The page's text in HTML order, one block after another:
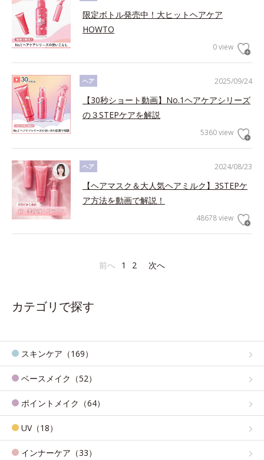
限定ボトル発売中！大ヒットヘアケア
HOWTO
0 view
2025/09/24
ヘア
【30秒ショート動画】No.1ヘアケアシリーズ
の３STEPケアを解説
5360 view
2024/08/23
ヘア
【ヘアマスク＆大人気ヘアミルク】3STEPケ
ア方法を動画で解説！
48678 view
前へ 1 2 次へ
カテゴリで探す
スキンケア（169）
ベースメイク（52）
ポイントメイク（64）
UV（18）
インナーケア（33）